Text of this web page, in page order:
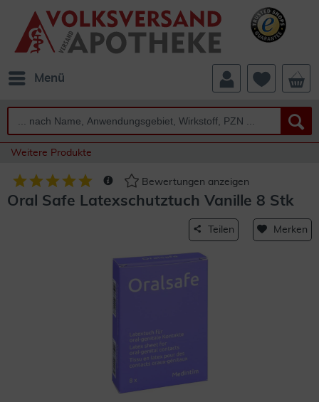
Menü
Weitere Produkte
Bewertungen anzeigen
Oral Safe Latexschutztuch Vanille 8 Stk
Teilen Merken